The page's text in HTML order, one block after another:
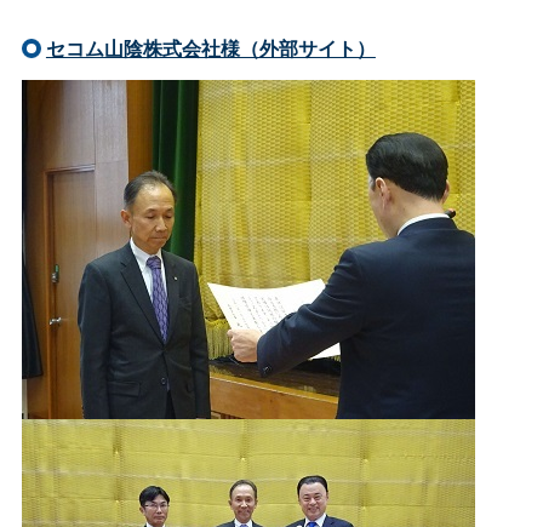
セコム山陰株式会社様（外部サイト）